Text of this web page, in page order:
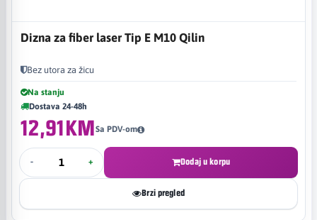
Dizna za fiber laser Tip E M10 Qilin
Bez utora za žicu
Na stanju
Dostava 24-48h
12,91KMSa PDV-om
- + Dodaj u korpu
Brzi pregled